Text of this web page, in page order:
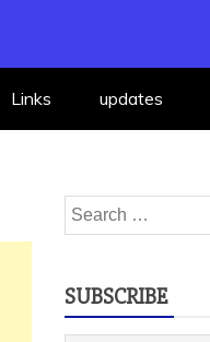
Links updates
Search
for:
SUBSCRIBE